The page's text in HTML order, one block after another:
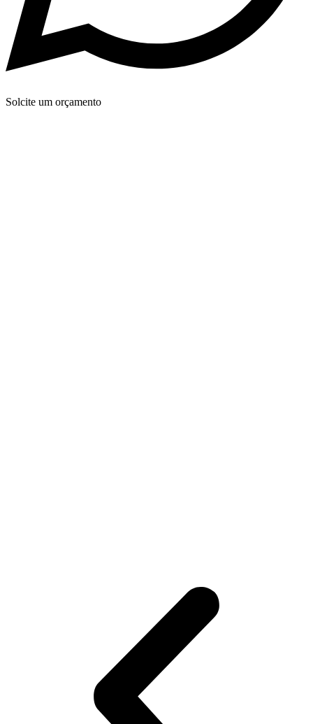
Solcite um orçamento